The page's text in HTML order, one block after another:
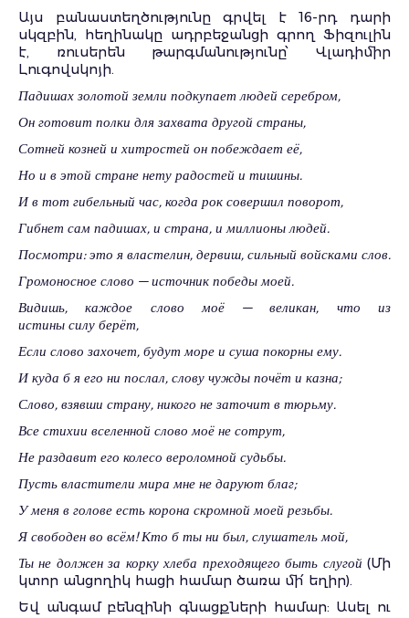
Այս բանաստեղծությունը գրվել է 16-րդ դարի
սկզբին, հեղինակը ադրբեջանցի գրող Ֆիզուլին
է, ռուսերեն թարգմանությունը՝ Վլադիմիր
Լուգովսկոյի.
Падишах золотой земли подкупает людей серебром,
Он готовит полки для захвата другой страны,
Сотней козней и хитростей он побеждает её,
Но и в этой стране нету радостей и тишины.
И в тот гибельный час, когда рок совершил поворот,
Гибнет сам падишах, и страна, и миллионы людей.
Посмотри: это я властелин, дервиш, сильный войсками слов.
Громоносное слово — источник победы моей.
Видишь, каждое слово моё — великан, что из
истины силу берёт,
Если слово захочет, будут море и суша покорны ему.
И куда б я его ни послал, слову чужды почёт и казна;
Слово, взявши страну, никого не заточит в тюрьму.
Все стихии вселенной слово моё не сотрут,
Не раздавит его колесо вероломной судьбы.
Пусть властители мира мне не даруют благ;
У меня в голове есть корона скромной моей резьбы.
Я свободен во всём! Кто б ты ни был, слушатель мой,
Ты не должен за корку хлеба преходящего быть слугой (Մի
կտոր անցողիկ հացի համար ծառա մի՛ եղիր).
Եվ անգամ բենզինի գնացքների համար: Ասել ու